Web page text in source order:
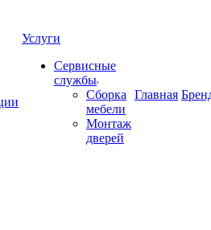
Услуги
Сервисные
службы
Сборка
мебели
Монтаж
дверей
Главная